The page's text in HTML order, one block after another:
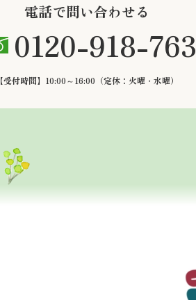
電話で問い合わせる
0120-918-763
【受付時間】10:00～16:00 （定休：火曜・水曜）